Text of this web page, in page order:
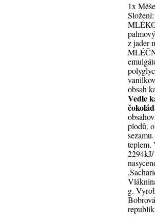
1x
z jader
obsah
Vedle
plodů,
teplem.
g.